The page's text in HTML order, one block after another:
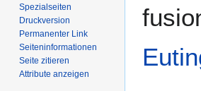
Spezialseiten
Druckversion
Permanenter Link
Seiten­­informationen
Seite zitieren
Attribute anzeigen